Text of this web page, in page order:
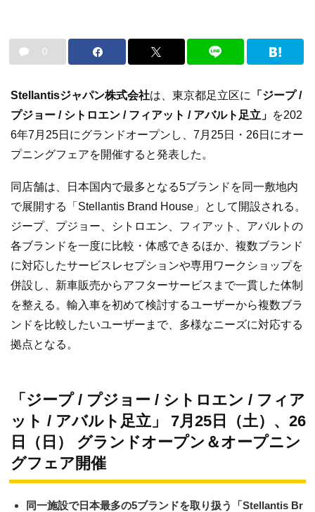
0
Stellantisジャパン株式会社は、東京都足立区に
「ジープ /
プジョー / シトロエン / フィアット / アバルト足立」 を202
6年7月25日にグランドオープンし、7月25日・26日にオー
プニングフェアを開催すると発表した。
同店舗は、日本国内で最多となる5ブランドを同一敷地内
で展開する「Stellantis Brand House」として開設される。
ジープ、プジョー、シトロエン、フィアット、アバルトの
各ブランドを一度に比較・体感できるほか、複数ブランド
に対応したサービスレセプションや専用ワークショップを
併設し、新車販売からアフターサービスまで一貫した体制
を整える。輸入車を初めて検討するユーザーから複数ブラ
ンドを比較したいユーザーまで、多様なニーズに対応する
拠点となる。
「ジープ / プジョー / シトロエン / フィア
ット / アバルト足立」 7月25日（土）、26
日（日） グランドオープン＆オープニン
グフェア開催
同一施設で日本最多の5ブランドを取り扱う「Stellantis Br